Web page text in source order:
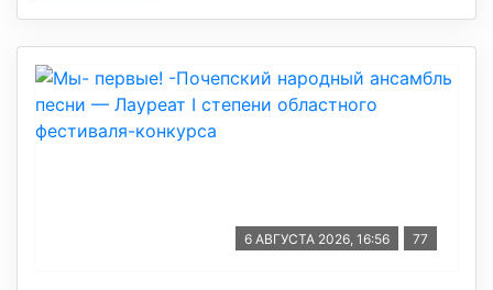
6 АВГУСТА 2026, 16:56 77